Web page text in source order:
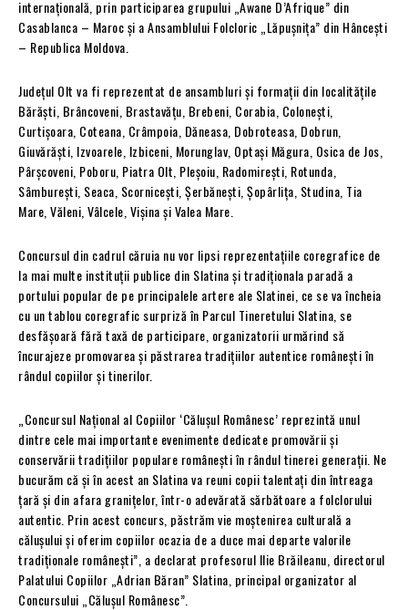
internațională, prin participarea grupului „Awane D’Afrique” din
Casablanca – Maroc și a Ansamblului Folcloric „Lăpușnița” din Hâncești
– Republica Moldova.
Județul Olt va fi reprezentat de ansambluri și formații din localitățile
Bărăști, Brâncoveni, Brastavățu, Brebeni, Corabia, Colonești,
Curtișoara, Coteana, Crâmpoia, Dăneasa, Dobroteasa, Dobrun,
Giuvărăști, Izvoarele, Izbiceni, Morunglav, Optași Măgura, Osica de Jos,
Pârșcoveni, Poboru, Piatra Olt, Pleșoiu, Radomirești, Rotunda,
Sâmburești, Seaca, Scornicești, Șerbănești, Șopârlița, Studina, Tia
Mare, Văleni, Vâlcele, Vișina și Valea Mare.
Concursul din cadrul căruia nu vor lipsi reprezentațiile coregrafice de
la mai multe instituții publice din Slatina și tradiționala paradă a
portului popular de pe principalele artere ale Slatinei, ce se va încheia
cu un tablou coregrafic surpriză în Parcul Tineretului Slatina, se
desfășoară fără taxă de participare, organizatorii urmărind să
încurajeze promovarea și păstrarea tradițiilor autentice românești în
rândul copiilor și tinerilor.
„Concursul Național al Copiilor ‘Călușul Românesc’ reprezintă unul
dintre cele mai importante evenimente dedicate promovării și
conservării tradițiilor populare românești în rândul tinerei generații. Ne
bucurăm că și în acest an Slatina va reuni copii talentați din întreaga
țară și din afara granițelor, într-o adevărată sărbătoare a folclorului
autentic. Prin acest concurs, păstrăm vie moștenirea culturală a
călușului și oferim copiilor ocazia de a duce mai departe valorile
tradiționale românești”, a declarat profesorul Ilie Brăileanu, directorul
Palatului Copiilor „Adrian Băran” Slatina, principal organizator al
Concursului „Călușul Românesc”.